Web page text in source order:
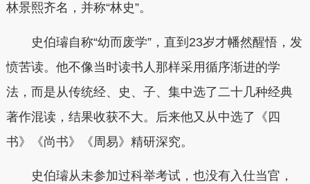
林景熙齐名，并称“林史”。
史伯璿自称“幼而废学”，直到23岁才幡然醒悟，发
愤苦读。他不像当时读书人那样采用循序渐进的学
法，而是从传统经、史、子、集中选了二十几种经典
著作混读，结果收获不大。后来他又从中选了《四
书》《尚书》《周易》精研深究。
史伯璿从未参加过科举考试，也没有入仕当官，